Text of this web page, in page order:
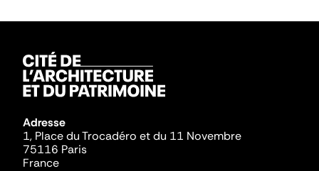
Adresse
1, Place du Trocadéro et du 11 Novembre
75116 Paris
France